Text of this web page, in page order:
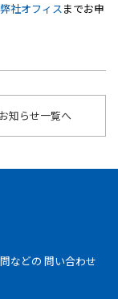
弊社オフィスまでお申
お知らせ一覧へ
などの 問い合わせ